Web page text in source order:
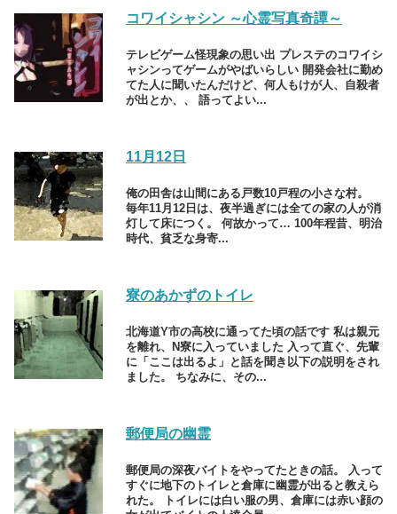
コワイシャシン ～心霊写真奇譚～
テレビゲーム怪現象の思い出 プレステのコワイシ
ャシンってゲームがやばいらしい 開発会社に勤め
てた人に聞いたんだけど、何人もけが人、自殺者
が出とか、、 語ってよい...
11月12日
俺の田舎は山間にある戸数10戸程の小さな村。
毎年11月12日は、夜半過ぎには全ての家の人が消
灯して床につく。 何故かって… 100年程昔、明治
時代、貧乏な身寄...
寮のあかずのトイレ
北海道Y市の高校に通ってた頃の話です 私は親元
を離れ、N寮に入っていました 入って直ぐ、先輩
に「ここは出るよ」と話を聞き以下の説明をされ
ました。 ちなみに、その...
郵便局の幽霊
郵便局の深夜バイトをやってたときの話。 入って
すぐに地下のトイレと倉庫に幽霊が出ると教えら
れた。 トイレには白い服の男、倉庫には赤い顔の